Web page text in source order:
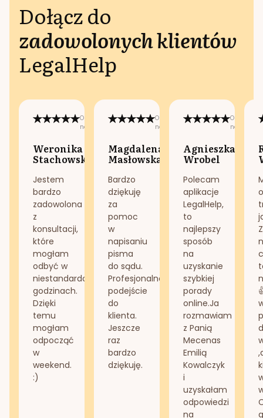
Dołącz do
zadowolonych klientów
LegalHelp
Opublikowano
na:
Weronika
Stachowska
Jestem
bardzo
zadowolona
z
konsultacji,
które
mogłam
odbyć w
niestandardowych
godzinach.
Dzięki
temu
mogłam
odpocząć
w
weekend.
:)
Opublikowano
na:
Magdalena
Masłowska
Bardzo
dziękuję
za
pomoc
w
napisaniu
pisma
do sądu.
Profesjonalne
podejście
do
klienta.
Jeszcze
raz
bardzo
dziękuję.
na:
Agnieszka
Wrobel
Polecam
aplikacje
LegalHelp,
to
najlepszy
sposób
na
uzyskanie
szybkiej
porady
online.Ja
rozmawiam
z Panią
Mecenas
Emilią
Kowalczyk
i
uzyskałam
odpowiedzi
na